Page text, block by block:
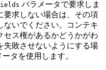
パラメータで要求しま
要求しない場合は、その項
ないでください。コンテキ
セス権があるかどうかがわ
失敗させないようにする場
タを使用します。